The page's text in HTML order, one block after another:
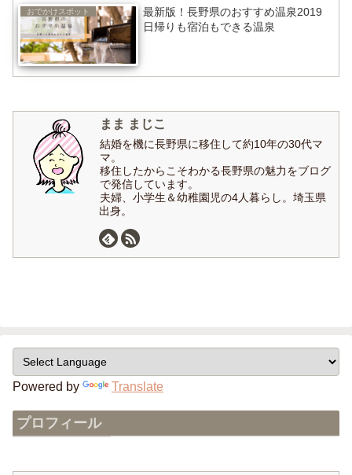
おでかけスポット
最新版！長野県のおすすめ温泉2019
日帰りも宿泊もできる温泉
まま まじこ
結婚を機に長野県に移住して約10年の30代マ
マ。
移住したからこそわかる長野県の魅力をブログ
で発信しています。
夫婦、小学生＆幼稚園児の4人暮らし。埼玉県
出身。
Powered by Translate
プロフィール